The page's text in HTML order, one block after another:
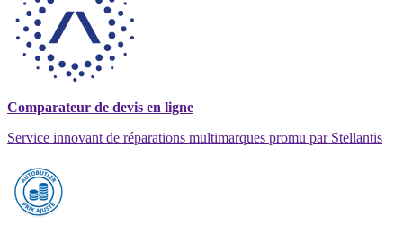
Comparateur de devis en ligne
Service innovant de réparations multimarques promu par Stellantis